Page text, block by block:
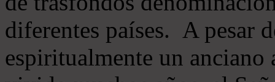
diferentes países. A pesar
espiritualmente un